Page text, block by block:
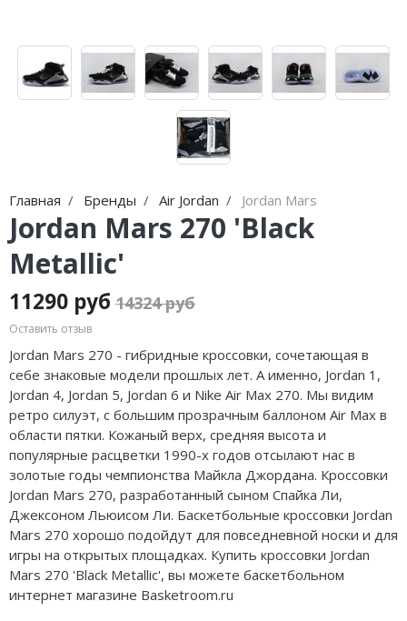
Главная Бренды Air Jordan Jordan Mars
Jordan Mars 270 'Black
Metallic'
11290 руб 14324 руб
Оставить отзыв
Jordan Mars 270 - гибридные кроссовки, сочетающая в
себе знаковые модели прошлых лет. А именно, Jordan 1,
Jordan 4, Jordan 5, Jordan 6 и Nike Air Max 270. Мы видим
ретро силуэт, с большим прозрачным баллоном Air Max в
области пятки. Кожаный верх, средняя высота и
популярные расцветки 1990-х годов отсылают нас в
золотые годы чемпионства Майкла Джордана. Кроссовки
Jordan Mars 270, разработанный сыном Спайка Ли,
Джексоном Льюисом Ли. Баскетбольные кроссовки Jordan
Mars 270 хорошо подойдут для повседневной носки и для
игры на открытых площадках. Купить кроссовки Jordan
Mars 270 'Black Metallic', вы можете баскетбольном
интернет магазине Basketroom.ru
Nike Dunk
Nike Shox
Nike Initiator
Nike Pegasus
Nike Precision
Nike Hyperdunk
Nike Hyperset
Nike Cosmic Unity
Nike Air Deldon
Nike Sabrina
Nike A’ja
Nike ST
Nike GT
adidas Samba
adidas Gazelle
adidas adiFOM
adidas Adizero
adidas Harden
adidas Dame
adidas AE
Adidas Yeezy Boost 350 V2